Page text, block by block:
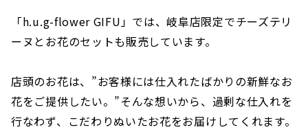
「h.u.g-flower GIFU」では、岐阜店限定でチーズテリ
ーヌとお花のセットも販売しています。
店頭のお花は、”お客様には仕入れたばかりの新鮮なお
花をご提供したい。”そんな想いから、過剰な仕入れを
行なわず、こだわりぬいたお花をお届けしてくれます。